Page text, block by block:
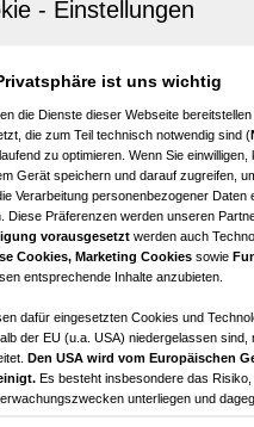
I saniert I exklusive
I beliebte und
GmbH
ist uns wichtig
die Dienste dieser Webseite
die zum Teil technisch notwendig sind (
zu optimieren. Wenn Sie
Gerät speichern und darauf zugreifen,
Verarbeitung personenbezogener
Diese Präferenzen werden unseren
vorausgesetzt werden auch
Cookies, Marketing Cookies sowie
entsprechende Inhalte anzubieten.
dafür eingesetzten Cookies und
der EU (u.a. USA) niedergelassen
Den USA wird vom Europäischen
Es besteht insbesondere das
unterliegen und